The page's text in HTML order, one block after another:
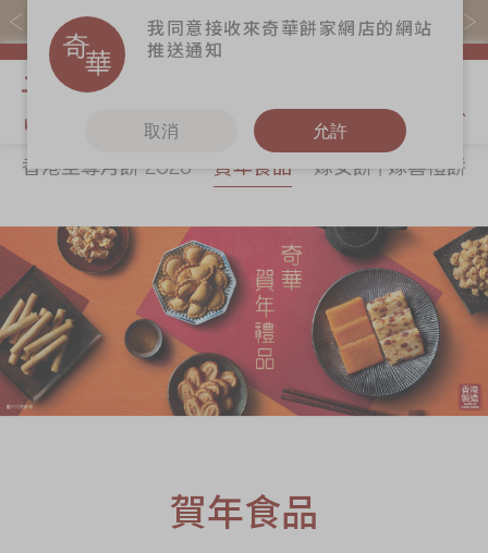
易賞錢會員憑推廣碼購買現貨產品可賺易賞錢($5=1分)
關於奇華
最新推廣
分店網絡
商務銷售
嫁喜須知
奇華網誌
奇華餅食
2026
賀年食品
嫁女餅 | 嫁喜禮
餅
手信禮品
節日時令食品
茗茶系列
更多
奇華工作坊
奇華茶室
聯絡奇華
加入奇華
香港至尊月餅 2026 賀年食品
嫁女餅 | 嫁喜禮餅
賀年食品
我同意接收來奇華餅家網店的網站
推送通知
取消 允許